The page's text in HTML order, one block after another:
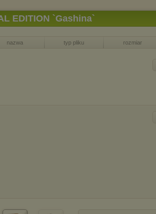
EDITION `Gashina`
nazwa typ pliku rozmiar